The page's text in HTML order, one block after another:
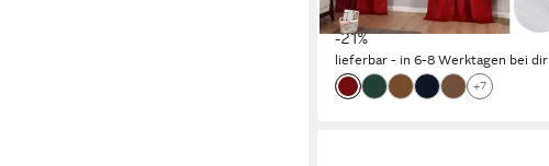
ab 36,99 € UVP 46,99 €
-21%
lieferbar - in 6-8 Werktagen bei dir
+7